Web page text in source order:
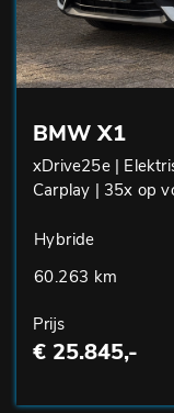
BMW X1
xDrive25e |
Carplay | 35x op
Hybride
60.263 km
Prijs
€ 25.845,-